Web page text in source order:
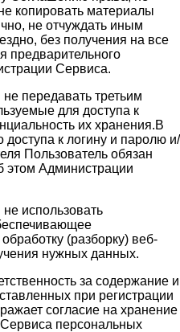
копировать материалы
не отчуждать иным
без получения на все
предварительного
Сервиса.
передавать третьим
для доступа к
их хранения.В
доступа к логину и паролю и/
Пользователь обязан
этом Администрации
использовать
(разборку) веб-
нужных данных.
за содержание и
при регистрации
согласие на хранение
персональных